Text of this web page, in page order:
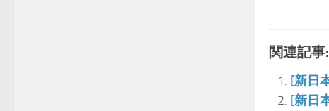
関連記事:
[新日
[新日